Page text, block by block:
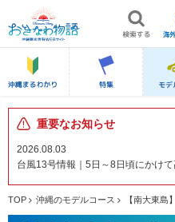
重要なお知らせ
2026.08.03
台風13号情報｜5日～8日頃にかけ
TOP 沖縄のモデルコース 【南大東島